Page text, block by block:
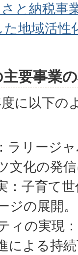
と納税事
地域活性
要事業
に以下の
ラリージ
文化の発
：子育て
ジの展開。
ィの実現
による持